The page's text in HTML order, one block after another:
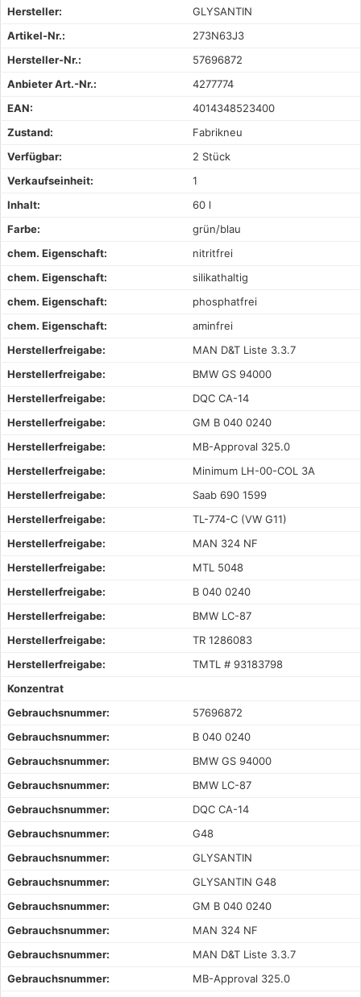
Hersteller:
GLYSANTIN
Artikel-Nr.:
273N63J3
Hersteller-Nr.:
57696872
Anbieter Art.-Nr.:
4277774
EAN:
4014348523400
Zustand:
Fabrikneu
Verfügbar:
2 Stück
Verkaufseinheit:
1
Inhalt:
60 l
Farbe:
grün/blau
chem. Eigenschaft:
nitritfrei
chem. Eigenschaft:
silikathaltig
chem. Eigenschaft:
phosphatfrei
chem. Eigenschaft:
aminfrei
Herstellerfreigabe:
MAN D&T Liste 3.3.7
Herstellerfreigabe:
BMW GS 94000
Herstellerfreigabe:
DQC CA-14
Herstellerfreigabe:
GM B 040 0240
Herstellerfreigabe:
MB-Approval 325.0
Herstellerfreigabe:
Minimum LH-00-COL 3A
Herstellerfreigabe:
Saab 690 1599
Herstellerfreigabe:
TL-774-C (VW G11)
Herstellerfreigabe:
MAN 324 NF
Herstellerfreigabe:
MTL 5048
Herstellerfreigabe:
B 040 0240
Herstellerfreigabe:
BMW LC-87
Herstellerfreigabe:
TR 1286083
Herstellerfreigabe:
TMTL # 93183798
Konzentrat
Gebrauchsnummer:
57696872
Gebrauchsnummer:
B 040 0240
Gebrauchsnummer:
BMW GS 94000
Gebrauchsnummer:
BMW LC-87
Gebrauchsnummer:
DQC CA-14
Gebrauchsnummer:
G48
Gebrauchsnummer:
GLYSANTIN
Gebrauchsnummer:
GLYSANTIN G48
Gebrauchsnummer:
GM B 040 0240
Gebrauchsnummer:
MAN 324 NF
Gebrauchsnummer:
MAN D&T Liste 3.3.7
Gebrauchsnummer:
MB-Approval 325.0